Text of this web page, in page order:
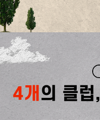
4개 의 클럽,